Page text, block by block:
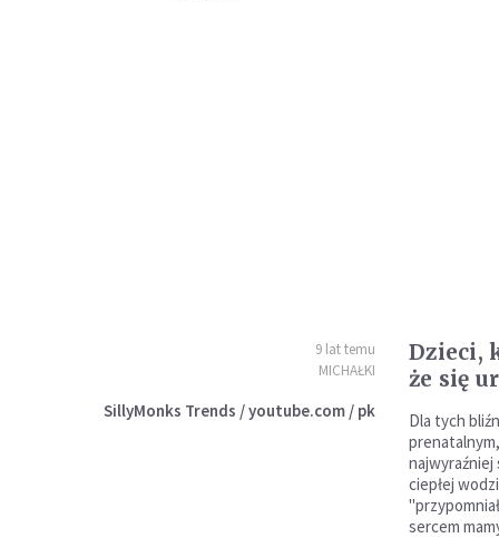
9 lat temu
MICHAŁKI
SillyMonks Trends / youtube.com / pk
Dzieci,
że się
Dla tych
najwyraźniej
ciepłej
sercem